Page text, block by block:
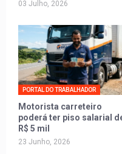
03 Julho, 2026
PORTAL DO TRABALHADOR
Motorista carreteiro
poderá ter piso salarial
R$ 5 mil
23 Junho, 2026